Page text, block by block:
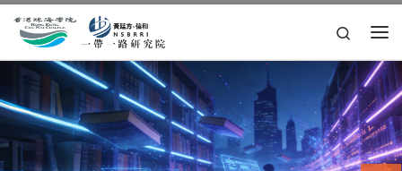
Skip to content
Search